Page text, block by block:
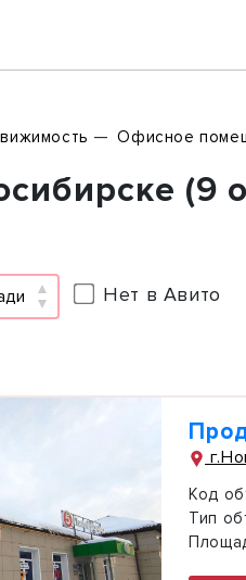
Офисное
(9
Нет в Авито
Код
Тип